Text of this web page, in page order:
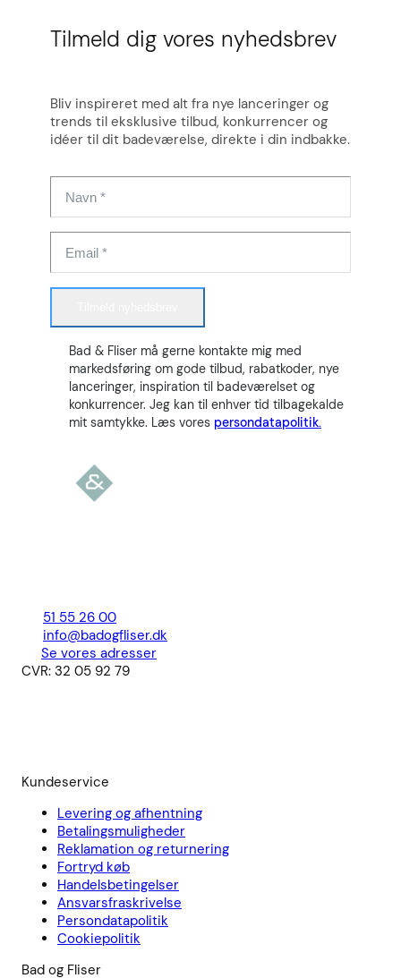
Tilmeld dig vores nyhedsbrev
Bliv inspireret med alt fra nye lanceringer og
trends til eksklusive tilbud, konkurrencer og
idéer til dit badeværelse, direkte i din indbakke.
Bad & Fliser må gerne kontakte mig med
markedsføring om gode tilbud, rabatkoder, nye
lanceringer, inspiration til badeværelset og
konkurrencer. Jeg kan til enhver tid tilbagekalde
mit samtykke. Læs vores persondatapolitik.
51 55 26 00
info@badogfliser.dk
Se vores adresser
CVR: 32 05 92 79
Kundeservice
Levering og afhentning
Betalingsmuligheder
Reklamation og returnering
Fortryd køb
Handelsbetingelser
Ansvarsfraskrivelse
Persondatapolitik
Cookiepolitik
Bad og Fliser